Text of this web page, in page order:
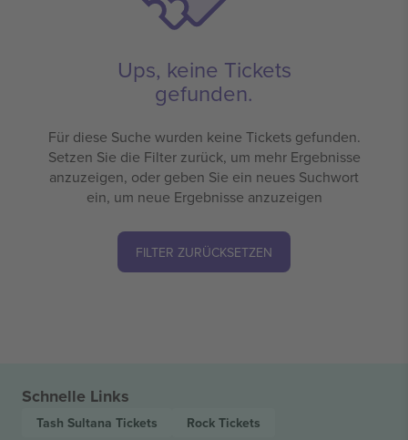
Ups, keine Tickets
gefunden.
Für diese Suche wurden keine Tickets gefunden.
Setzen Sie die Filter zurück, um mehr Ergebnisse
anzuzeigen, oder geben Sie ein neues Suchwort
ein, um neue Ergebnisse anzuzeigen
FILTER ZURÜCKSETZEN
Schnelle Links
Tash Sultana Tickets Rock Tickets